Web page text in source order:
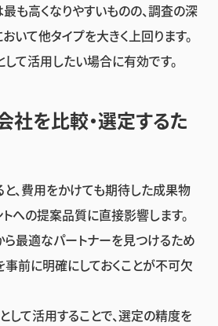
も高くなりやすいものの、調査の深
いて他タイプを大きく上回ります。
て活用したい場合に有効です。
社を比較・選定するた
、費用をかけても期待した成果物
トへの提案品質に直接影響します。
最適なパートナーを見つけるため
事前に明確にしておくことが不可欠
て活用することで、選定の精度を